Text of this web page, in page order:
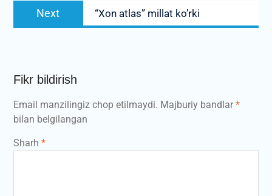
Next
Next
post:
“Xon atlas” millat ko’rki
Fikr bildirish
Email manzilingiz chop etilmaydi. Majburiy bandlar*
bilan belgilangan
Sharh *